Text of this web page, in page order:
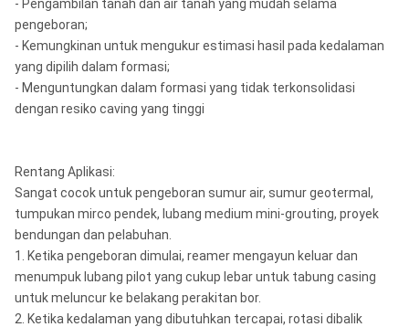
- Pengambilan tanah dan air tanah yang mudah selama
pengeboran;
- Kemungkinan untuk mengukur estimasi hasil pada kedalaman
yang dipilih dalam formasi;
- Menguntungkan dalam formasi yang tidak terkonsolidasi
dengan resiko caving yang tinggi
Rentang Aplikasi:
Sangat cocok untuk pengeboran sumur air, sumur geotermal,
tumpukan mirco pendek, lubang medium mini-grouting, proyek
bendungan dan pelabuhan.
1. Ketika pengeboran dimulai, reamer mengayun keluar dan
menumpuk lubang pilot yang cukup lebar untuk tabung casing
untuk meluncur ke belakang perakitan bor.
2. Ketika kedalaman yang dibutuhkan tercapai, rotasi dibalik